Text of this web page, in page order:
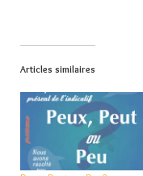
Articles similaires